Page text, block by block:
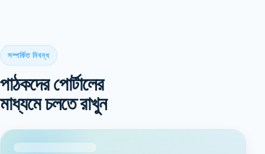
সম্পর্কিত নিবন্ধ
পাঠকদের পোর্টালের
মাধ্যমে চলতে রাখুন